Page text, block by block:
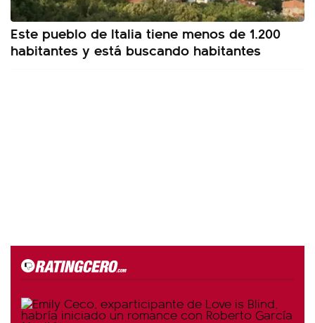
Este pueblo de Italia tiene menos de 1.200
habitantes y está buscando habitantes